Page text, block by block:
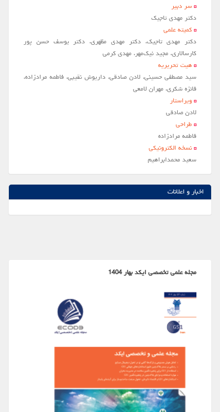
مقالات سال 1404
آرشیو
شماره جاری
جستجو پیشرفته
راهنمای نویسندگان
نحوه ارسال مقاله
اطلاعات نشریه
درباره نشریه
اخبار و اعلانات
پیوندهای مفید
سر دبير
دکتر مهدی تاجیک
کمیته علمی
دکتر مهدی تاجیک، دکتر مهدی مظهری، دکتر یوسف حسن پور
کارسالاری، مجید نیک‌مهر، مهدی کرمی
هیت تحریریه
سید مصطفی حسینی، لادن صادقی، داریوش نقیبی، فاطمه مرادزاده،
فائزه شکری، مهران لامعی
ویراستار
لادن صادقي
طراحی
فاطمه مرادزاده
نسخه الکترونیکی
سعيد محمدابراهيم
اخبار و اعلانات
مجله علمی تخصصی ایکد بهار 1404